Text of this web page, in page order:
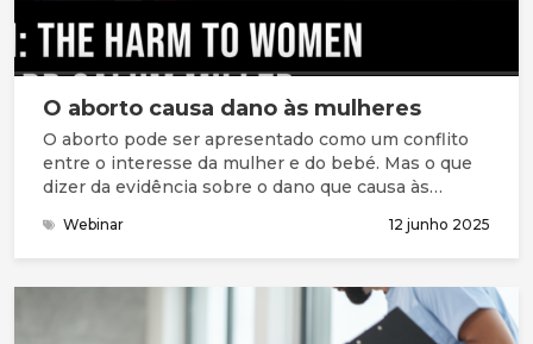
O aborto causa dano às mulheres
O aborto pode ser apresentado como um conflito
entre o interesse da mulher e do bebé. Mas o que
dizer da evidência sobre o dano que causa às
Webinar 12 junho 2025